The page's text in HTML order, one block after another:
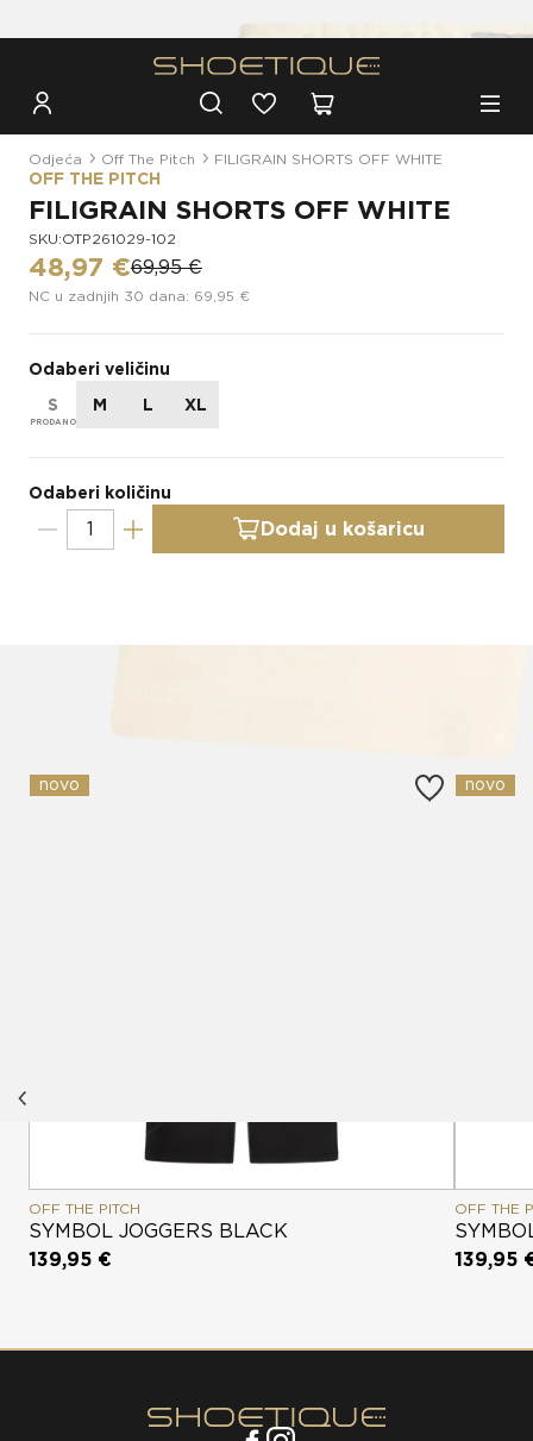
Odjeća Off The Pitch FILIGRAIN SHORTS OFF WHITE
OFF THE PITCH
FILIGRAIN SHORTS OFF WHITE
SKU:OTP261029-102
48,97 €69,95 €
NC u zadnjih 30 dana: 69,95 €
Odaberi veličinu
S
M L XL
Odaberi količinu
Dodaj u košaricu
novo
OFF THE PITCH
SYMBOL JOGGERS BLACK
139,95 €
novo
OFF THE
139,95